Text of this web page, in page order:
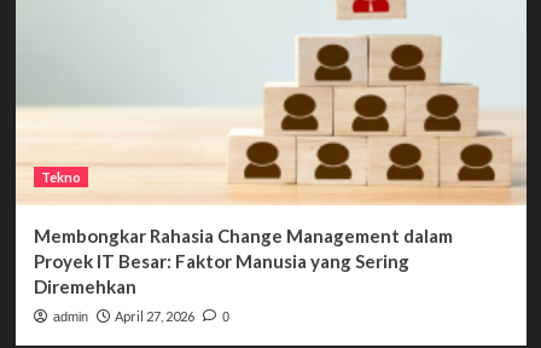
Tekno
Membongkar Rahasia Change Management dalam
Proyek IT Besar: Faktor Manusia yang Sering
Diremehkan
admin April 27, 2026 0